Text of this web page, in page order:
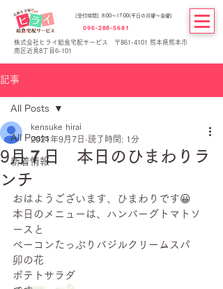
[受付時間] 8:00～17:00(平日の月曜～金曜)
096-288-5681
株式会社ヒライ給食宅配サービス 〒861-4101 熊本県熊本市
南区近見8丁目6-101
記事
All Posts
新着情報
All Posts
9月７日 本日のひまわりラ
ンチ
kensuke hirai
2021年9月7日 読了時間: 1分
おはようございます、ひまわりです😀
本日のメニューは、ハンバーグトマトソ
ースと
ベーコンたっぷりバジルクリームスパ
卯の花
ポテトサラダ